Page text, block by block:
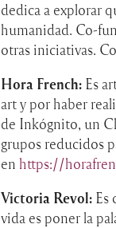
dedica a explorar
humanidad. Co-
otras iniciativas.
Hora French:Es
art y por haber
de Inkógnito, un
grupos reducidos
en https://
Victoria Revol:Es
vida es poner la